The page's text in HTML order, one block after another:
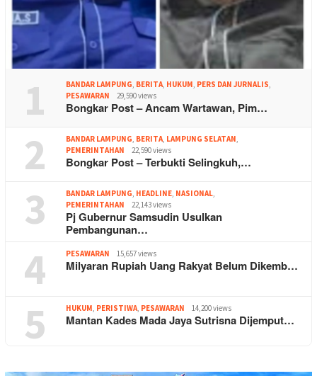
1 BANDAR LAMPUNG, BERITA, HUKUM, PERS DAN JURNALIS,
PESAWARAN
29,590 views
Bongkar Post – Ancam Wartawan, Pim…
2 BANDAR LAMPUNG, BERITA, LAMPUNG SELATAN,
PEMERINTAHAN
22,590 views
Bongkar Post – Terbukti Selingkuh,…
3 BANDAR LAMPUNG, HEADLINE, NASIONAL,
PEMERINTAHAN
22,143 views
Pj Gubernur Samsudin Usulkan
Pembangunan…
4 PESAWARAN 15,657 views
Milyaran Rupiah Uang Rakyat Belum Dikemb…
5 HUKUM, PERISTIWA, PESAWARAN 14,200 views
Mantan Kades Mada Jaya Sutrisna Dijemput…